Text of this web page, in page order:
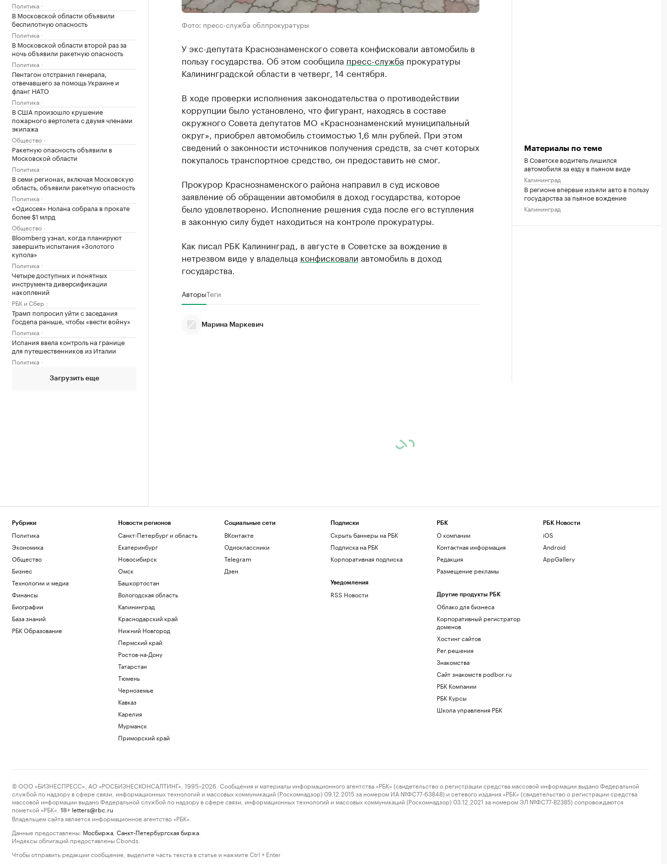
Политика
В Московской области объявили
беспилотную опасность
Политика
В Московской области второй раз за
ночь объявили ракетную опасность
Политика
Пентагон отстранил генерала,
отвечавшего за помощь Украине и
фланг НАТО
Политика
В США произошло крушение
пожарного вертолета с двумя членами
экипажа
Общество
Ракетную опасность объявили в
Московской области
Политика
В семи регионах, включая Московскую
область, объявили ракетную опасность
Политика
«Одиссея» Нолана собрала в прокате
более $1 млрд
Общество
Bloomberg узнал, когда планируют
завершить испытания «Золотого
купола»
Политика
Четыре доступных и понятных
инструмента диверсификации
накоплений
РБК и Сбер
Трамп попросил уйти с заседания
Госдепа раньше, чтобы «вести войну»
Политика
Испания ввела контроль на границе
для путешественников из Италии
Политика
Загрузить еще
Фото: пресс-служба облпрокуратуры
У экс-депутата Краснознаменского совета конфисковали автомобиль в
пользу государства. Об этом сообщила пресс-служба прокуратуры
Калининградской области в четверг, 14 сентября.
В ходе проверки исполнения законодательства о противодействии
коррупции было установлено, что фигурант, находясь в составе
окружного Совета депутатов МО «Краснознаменский муниципальный
округ», приобрел автомобиль стоимостью 1,6 млн рублей. При этом
сведений о законности источников получения средств, за счет которых
покупалось транспортное средство, он предоставить не смог.
Прокурор Краснознаменского района направил в суд исковое
заявление об обращении автомобиля в доход государства, которое
было удовлетворено. Исполнение решения суда после его вступления
в законную силу будет находиться на контроле прокуратуры.
Как писал РБК Калининград, в августе в Советске за вождение в
нетрезвом виде у владельца конфисковали автомобиль в доход
государства.
АвторыТеги
Марина Маркевич
Материалы по теме
В Советске водитель лишился
автомобиля за езду в пьяном виде
Калининград
В регионе впервые изъяли авто в пользу
государства за пьяное вождение
Калининград
Рубрики
Политика
Экономика
Общество
Бизнес
Технологии и медиа
Финансы
Биографии
База знаний
РБК Образование
Новости регионов
Санкт-Петербург и область
Екатеринбург
Новосибирск
Омск
Башкортостан
Вологодская область
Калининград
Краснодарский край
Нижний Новгород
Пермский край
Ростов-на-Дону
Татарстан
Тюмень
Черноземье
Кавказ
Карелия
Мурманск
Приморский край
Социальные сети
ВКонтакте
Одноклассники
Telegram
Дзен
Подписки
Скрыть баннеры на РБК
Подписка на РБК
Корпоративная подписка
Уведомления
RSS Новости
РБК
О компании
Контактная информация
Редакция
Размещение рекламы
Другие продукты РБК
Облако для бизнеса
Корпоративный регистратор
доменов
Хостинг сайтов
Рег.решения
Знакомства
Сайт знакомств podbor.ru
РБК Компании
РБК Курсы
Школа управления РБК
РБК Новости
iOS
Android
AppGallery
© ООО «БИЗНЕСПРЕСС», АО «РОСБИЗНЕСКОНСАЛТИНГ», 1995–2026. Сообщения и материалы информационного агентства «РБК» (свидетельство о регистрации средства массовой информации выдано Федеральной
службой по надзору в сфере связи, информационных технологий и массовых коммуникаций (Роскомнадзор) 09.12.2015 за номером ИА №ФС77-63848) и сетевого издания «РБК» (свидетельство о регистрации средства
массовой информации выдано Федеральной службой по надзору в сфере связи, информационных технологий и массовых коммуникаций (Роскомнадзор) 03.12.2021 за номером ЭЛ №ФС77-82385) сопровождаются
пометкой «РБК».
18+ letters@rbc.ru
Владельцем сайта является информационное агентство «РБК».
Данные предоставлены: Мосбиржа Санкт-Петербургская биржа
Индексы облигаций предоставлены Cbonds.
Чтобы отправить редакции сообщение, выделите часть текста в статье и нажмите Ctrl + Enter